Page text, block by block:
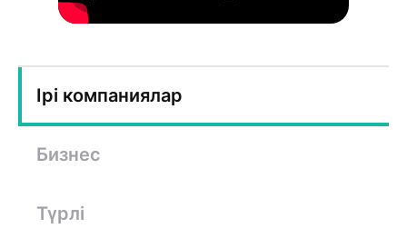
Ірі компаниялар
Бизнес
Түрлі